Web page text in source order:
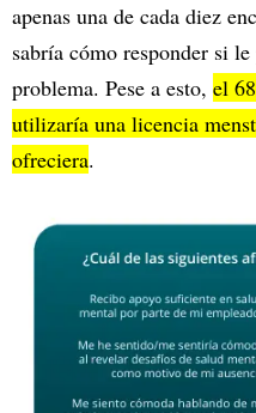
apenas una de cada diez
sabría cómo responder si
problema. Pese a esto, el
utilizaría una licencia
ofreciera.